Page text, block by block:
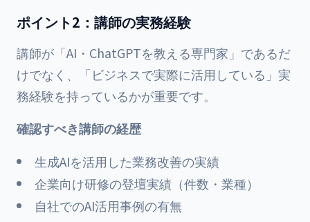
ポイント2：講師の実務経験
講師が「AI・ChatGPTを教える専門家」であるだ
けでなく、「ビジネスで実際に活用している」実
務経験を持っているかが重要です。
確認すべき講師の経歴
生成AIを活用した業務改善の実績
企業向け研修の登壇実績（件数・業種）
自社でのAI活用事例の有無